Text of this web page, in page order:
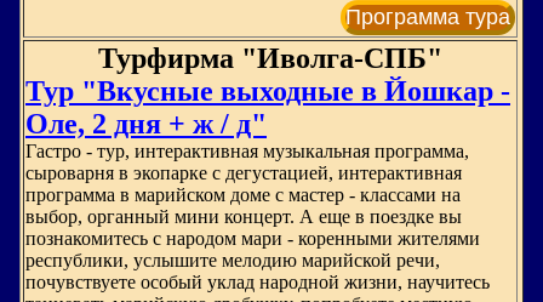
Программа тура
Турфирма "Иволга-СПБ"
Тур "Вкусные выходные в Йошкар -
Оле, 2 дня + ж / д"
Гастро - тур, интерактивная музыкальная программа,
сыроварня в экопарке с дегустацией, интерактивная
программа в марийском доме с мастер - классами на
выбор, органный мини концерт. А еще в поездке вы
познакомитесь с народом мари - коренными жителями
республики, услышите мелодию марийской речи,
почувствуете особый уклад народной жизни, научитесь